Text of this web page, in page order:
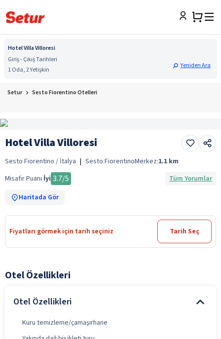
Hotel Villa Villoresi
Giriş - Çıkış Tarihleri
1 Oda, 2 Yetişkin
Yeniden Ara
Setur Sesto Fiorentino Otelleri
Hotel Villa Villoresi
Sesto Fiorentino / İtalya | Sesto FiorentinoMerkez:1.1 km
Misafir Puanı İyi 3.7/5
Tüm Yorumlar
Haritada Gör
Fiyatları görmek için tarih seçiniz Tarih Seç
Otel Özellikleri
Otel Özellikleri
Kuru temizleme/çamaşırhane